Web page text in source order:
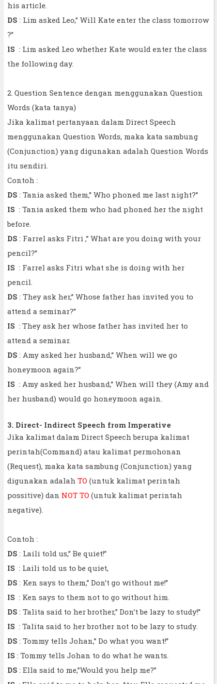
his article.
DS : Lim asked Leo,” Will Kate enter the class tomorrow
?”
IS : Lim asked Leo whether Kate would enter the class
the following day.
2. Question Sentence dengan menggunakan Question
Words (kata tanya)
Jika kalimat pertanyaan dalam Direct Speech
menggunakan Question Words, maka kata sambung
(Conjunction) yang digunakan adalah Question Words
itu sendiri.
Contoh :
DS : Tania asked them,” Who phoned me last night?”
IS : Tania asked them who had phoned her the night
before.
DS : Farrel asks Fitri ,” What are you doing with your
pencil?”
IS : Farrel asks Fitri what she is doing with her
pencil.
DS : They ask her,” Whose father has invited you to
attend a seminar?”
IS : They ask her whose father has invited her to
attend a seminar.
DS : Amy asked her husband,” When will we go
honeymoon again?”
IS : Amy asked her husband,” When will they (Amy and
her husband) would go honeymoon again.
3. Direct- Indirect Speech from Imperative
Jika kalimat dalam Direct Speech berupa kalimat
perintah(Command) atau kalimat permohonan
(Request), maka kata sambung (Conjunction) yang
digunakan adalah TO (untuk kalimat perintah
possitive) dan NOT TO (untuk kalimat perintah
negative).
Contoh :
DS : Laili told us,” Be quiet!”
IS : Laili told us to be quiet,
DS : Ken says to them,” Don’t go without me!”
IS : Ken says to them not to go without him.
DS : Talita said to her brother,” Don’t be lazy to study!”
IS : Talita said to her brother not to be lazy to study.
DS : Tommy tells Johan,” Do what you want!”
IS : Tommy tells Johan to do what he wants.
DS : Ella said to me,”Would you help me?”